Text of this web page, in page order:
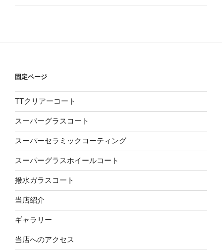
固定ページ
TTクリアーコート
スーパーグラスコート
スーパーセラミックコーティング
スーパーグラスホイールコート
撥水ガラスコート
当店紹介
ギャラリー
当店へのアクセス